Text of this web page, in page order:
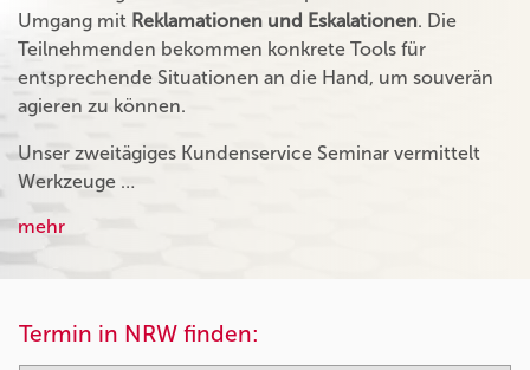
Umgang mit Reklamationen und Eskalationen. Die
Teilnehmenden bekommen konkrete Tools für
entsprechende Situationen an die Hand, um souverän
agieren zu können.
Unser zweitägiges Kundenservice Seminar vermittelt
Werkzeuge …
mehr
Termin in NRW finden: